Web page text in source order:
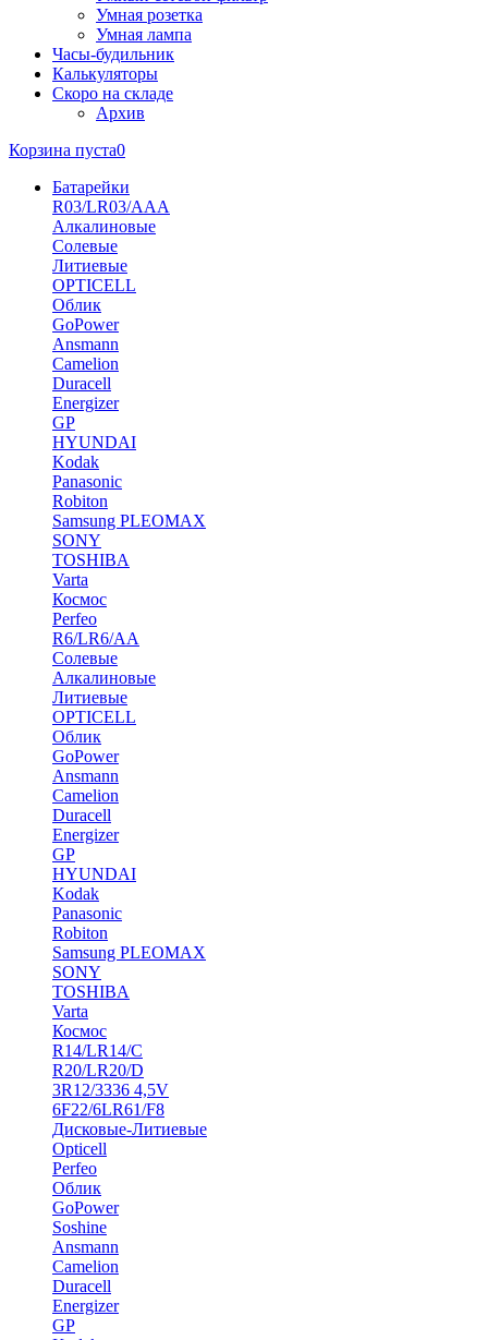
Умная розетка
Умная лампа
Часы-будильник
Калькуляторы
Скоро на складе
Архив
Корзина пуста0
Батарейки
R03/LR03/AAA
Алкалиновые
Солевые
Литиевые
OPTICELL
Облик
GoPower
Ansmann
Camelion
Duracell
Energizer
GP
HYUNDAI
Kodak
Panasonic
Robiton
Samsung PLEOMAX
SONY
TOSHIBA
Varta
Космос
Perfeo
R6/LR6/AA
Солевые
Алкалиновые
Литиевые
OPTICELL
Облик
GoPower
Ansmann
Camelion
Duracell
Energizer
GP
HYUNDAI
Kodak
Panasonic
Robiton
Samsung PLEOMAX
SONY
TOSHIBA
Varta
Космос
R14/LR14/C
R20/LR20/D
3R12/3336 4,5V
6F22/6LR61/F8
Дисковые-Литиевые
Opticell
Perfeo
Облик
GoPower
Soshine
Ansmann
Camelion
Duracell
Energizer
GP